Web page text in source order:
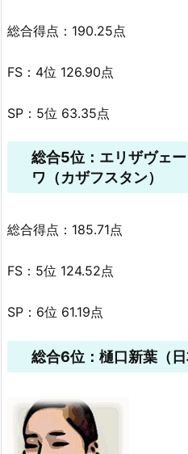
総合得点：190.25点
FS：4位 126.90点
SP：5位 63.35点
総合5位：エリザヴェ
ワ（カザフスタン）
総合得点：185.71点
FS：5位 124.52点
SP：6位 61.19点
総合6位：樋口新葉（日